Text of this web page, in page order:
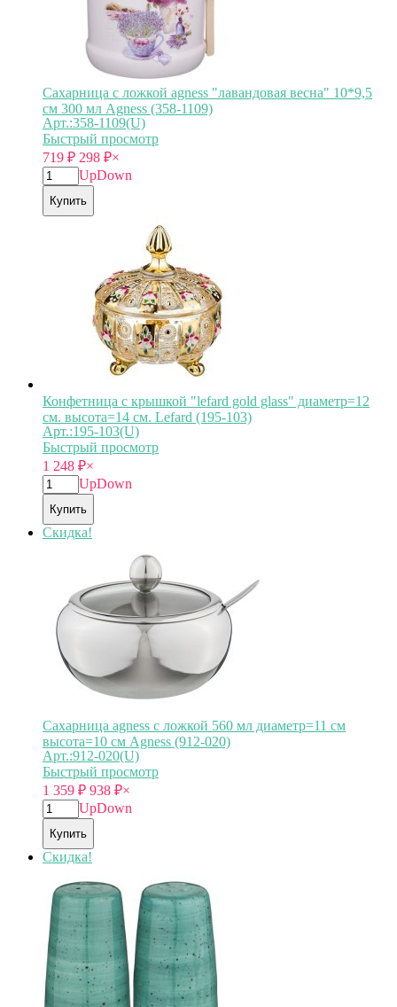
Сахарница с ложкой agness "лавандовая весна" 10*9,5
см 300 мл Agness (358-1109)
Арт.:358-1109(U)
Быстрый просмотр
719 ₽ 298 ₽×
UpDown
Купить
Конфетница с крышкой "lefard gold glass" диаметр=12
см. высота=14 см. Lefard (195-103)
Арт.:195-103(U)
Быстрый просмотр
1 248 ₽×
UpDown
Купить
Скидка!
Сахарница agness с ложкой 560 мл диаметр=11 см
высота=10 см Agness (912-020)
Арт.:912-020(U)
Быстрый просмотр
1 359 ₽ 938 ₽×
UpDown
Купить
Скидка!